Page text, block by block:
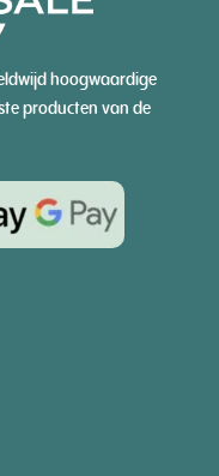
hoogwaardige
producten van de